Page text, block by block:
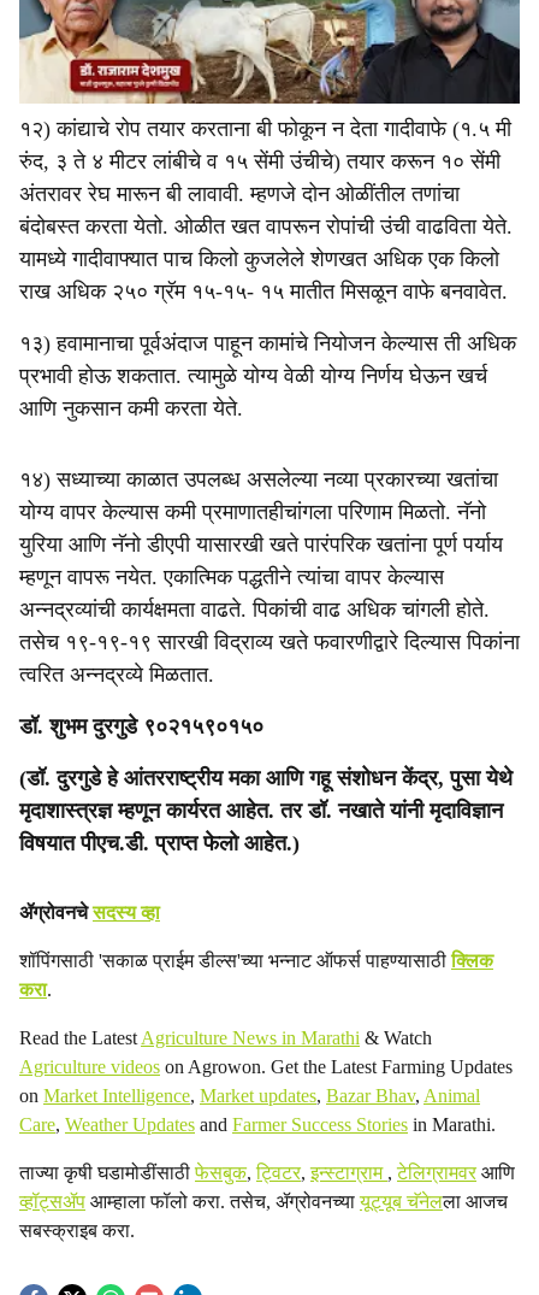
१२) कांद्याचे रोप तयार करताना बी फोकून न देता गादीवाफे (१.५ मी
रुंद, ३ ते ४ मीटर लांबीचे व १५ सेंमी उंचीचे) तयार करून १० सेंमी
अंतरावर रेघ मारून बी लावावी. म्हणजे दोन ओळींतील तणांचा
बंदोबस्त करता येतो. ओळीत खत वापरून रोपांची उंची वाढविता येते.
यामध्ये गादीवाफ्यात पाच किलो कुजलेले शेणखत अधिक एक किलो
राख अधिक २५० ग्रॅम १५-१५- १५ मातीत मिसळून वाफे बनवावेत.
१३) हवामानाचा पूर्वअंदाज पाहून कामांचे नियोजन केल्यास ती अधिक
प्रभावी होऊ शकतात. त्यामुळे योग्य वेळी योग्य निर्णय घेऊन खर्च
आणि नुकसान कमी करता येते.
१४) सध्याच्या काळात उपलब्ध असलेल्या नव्या प्रकारच्या खतांचा
योग्य वापर केल्यास कमी प्रमाणातहीचांगला परिणाम मिळतो. नॅनो
युरिया आणि नॅनो डीएपी यासारखी खते पारंपरिक खतांना पूर्ण पर्याय
म्हणून वापरू नयेत. एकात्मिक पद्धतीने त्यांचा वापर केल्यास
अन्नद्रव्यांची कार्यक्षमता वाढते. पिकांची वाढ अधिक चांगली होते.
तसेच १९-१९-१९ सारखी विद्राव्य खते फवारणीद्वारे दिल्यास पिकांना
त्वरित अन्नद्रव्ये मिळतात.
डॉ. शुभम दुरगुडे ९०२१५९०१५०
(डॉ. दुरगुडे हे आंतरराष्ट्रीय मका आणि गहू संशोधन केंद्र, पुसा येथे
मृदाशास्त्रज्ञ म्हणून कार्यरत आहेत. तर डॉ. नखाते यांनी मृदाविज्ञान
विषयात पीएच.डी. प्राप्त फेलो आहेत.)
ॲग्रोवनचेसदस्य व्हा
शॉपिंगसाठी 'सकाळ प्राईम डील्स'च्या भन्नाट ऑफर्स पाहण्यासाठीक्लिक
करा.
Read the Latest Agriculture News in Marathi & Watch
Agriculture videos on Agrowon. Get the Latest Farming Updates
on Market Intelligence, Market updates, Bazar Bhav, Animal
Care, Weather Updates and Farmer Success Stories in Marathi.
ताज्या कृषी घडामोडींसाठीफेसबुक,ट्विटर,इन्स्टाग्राम ,टेलिग्रामवरआणि
व्हॉट्सॲप आम्हाला फॉलो करा. तसेच, ॲग्रोवनच्यायूट्यूब चॅनेलला आजच
सबस्क्राइब करा.